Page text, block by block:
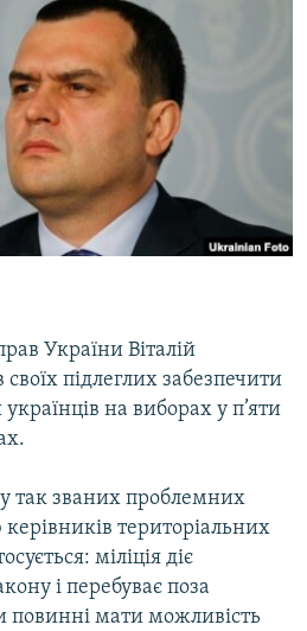
України Віталій
своїх підлеглих забезпечити
на виборах у п’яти
так званих проблемних
територіальних
міліція діє
і перебуває поза
повинні мати можливість